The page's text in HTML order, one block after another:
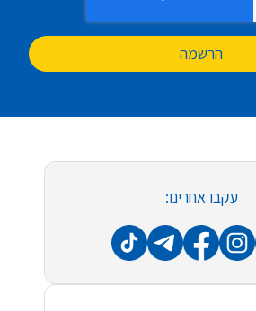
הרשמה
עקבו אחרינו: